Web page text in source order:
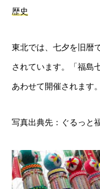
歴史
東北では、七夕を旧暦
されています。「福島
あわせて開催されます。
写真出典先：ぐるっと